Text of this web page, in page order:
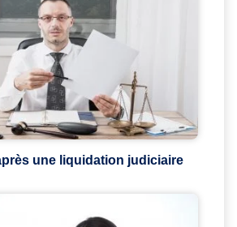
une liquidation judiciaire